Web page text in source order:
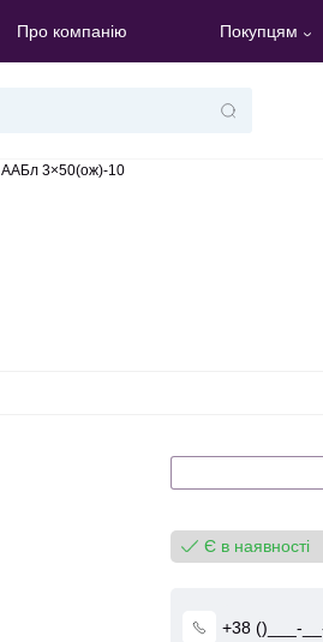
Про компанію Покупцям
ААБл 3×50(ож)-10
Є в наявності